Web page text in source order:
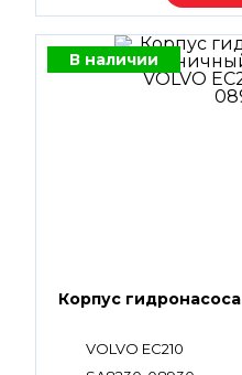
В наличии
Корпус гидронасоса
VOLVO EC210